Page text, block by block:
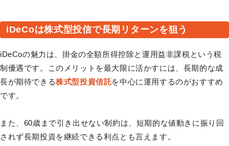
iDeCoは株式型投信で長期リターンを狙う
iDeCoの魅力は、掛金の全額所得控除と運用益非課税という税
制優遇です。このメリットを最大限に活かすには、長期的な成
長が期待できる株式型投資信託を中心に運用するのがおすすめ
です。
また、60歳まで引き出せない制約は、短期的な値動きに振り回
されず長期投資を継続できる利点とも言えます。